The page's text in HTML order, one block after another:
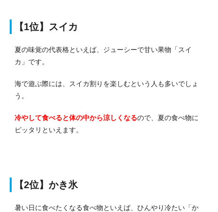
【1位】スイカ
夏の味覚の代表格といえば、ジューシーで甘い果物「スイ
カ」です。
海で遊ぶ際には、スイカ割りを楽しむという人も多いでしょ
う。
冷やして食べると体の中から涼しくなるので、夏の食べ物に
ピッタリといえます。
【2位】かき氷
暑い日に食べたくなる食べ物といえば、ひんやり冷たい「か